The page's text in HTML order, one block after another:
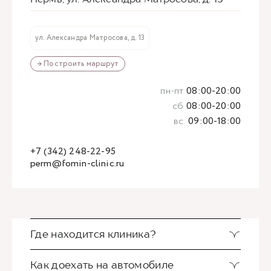
ул. Александра Матросова, д. 13
→ Построить маршрут
perm@fomin-clinic.ru
+7 (342) 248-22-95
пн-пт 08:00-20:00
сб 08:00-20:00
вс 09:00-18:00
Где находится клиника?
Как доехать на автомобиле